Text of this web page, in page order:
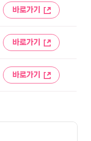
바로가기
바로가기
바로가기